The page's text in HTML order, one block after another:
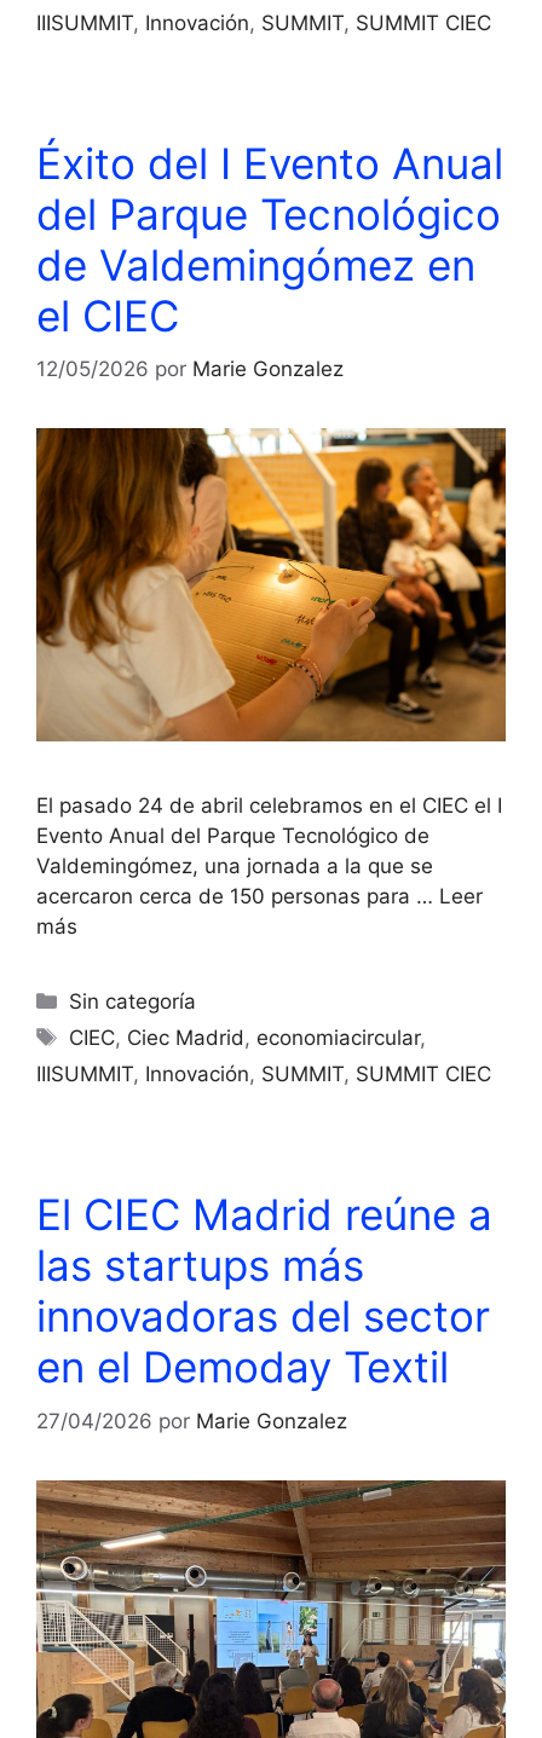
IIISUMMIT, Innovación, SUMMIT, SUMMIT CIEC
Éxito del I Evento Anual
del Parque Tecnológico
de Valdemingómez en
el CIEC
12/05/2026 por Marie Gonzalez
El pasado 24 de abril celebramos en el CIEC el I
Evento Anual del Parque Tecnológico de
Valdemingómez, una jornada a la que se
acercaron cerca de 150 personas para … Leer
más
Sin categoría
CIEC, Ciec Madrid, economiacircular,
IIISUMMIT, Innovación, SUMMIT, SUMMIT CIEC
El CIEC Madrid reúne a
las startups más
innovadoras del sector
en el Demoday Textil
27/04/2026 por Marie Gonzalez